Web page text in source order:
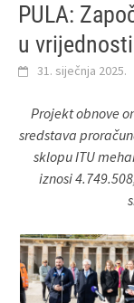
PULA:
u
31. siječnja 2025.
Projekt obnove
sredstava
sklopu ITU
iznosi